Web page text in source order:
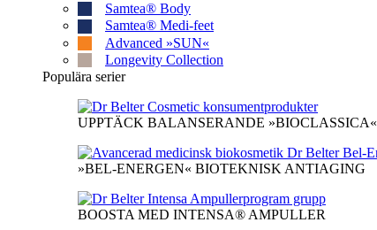
Samtea® Body
Samtea® Medi-feet
Advanced »SUN«
Longevity Collection
Populära serier
UPPTÄCK BALANSERANDE »BIOCLASSICA«
»BEL-ENERGEN« BIOTEKNISK ANTIAGING
BOOSTA MED INTENSA® AMPULLER